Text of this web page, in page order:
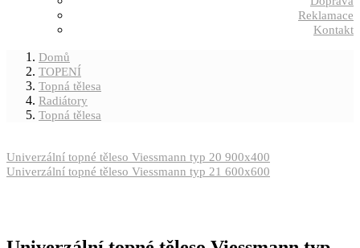
Reklamace
Kontakt
Domů
TOPENÍ
Topná tělesa
Radiátory
Topná tělesa
Univerzální topné těleso Viessmann typ 20 900x400
Univerzální topné těleso Viessmann typ 21 600x600